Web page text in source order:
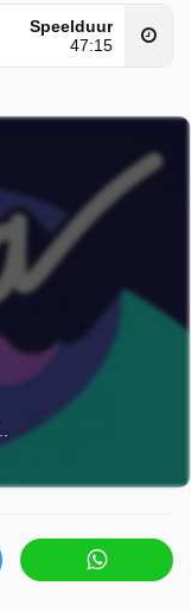
Speelduur
47:15